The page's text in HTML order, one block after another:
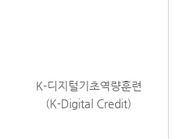
K-디지털기초역량훈련
(K-Digital Credit)